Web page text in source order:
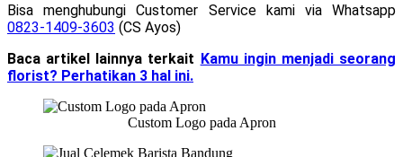
Bisa menghubungi Customer Service kami via Whatsapp
0823-1409-3603 (CS Ayos)
Baca artikel lainnya terkait Kamu ingin menjadi seorang
florist? Perhatikan 3 hal ini.
Custom Logo pada Apron